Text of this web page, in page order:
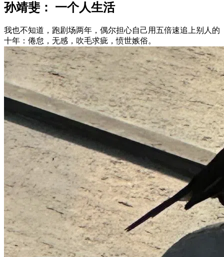
孙靖斐： 一个人生活
我也不知道，跑剧场两年，偶尔担心自己用五倍速追上别人的
十年：倦怠，无感，吹毛求疵，愤世嫉俗。